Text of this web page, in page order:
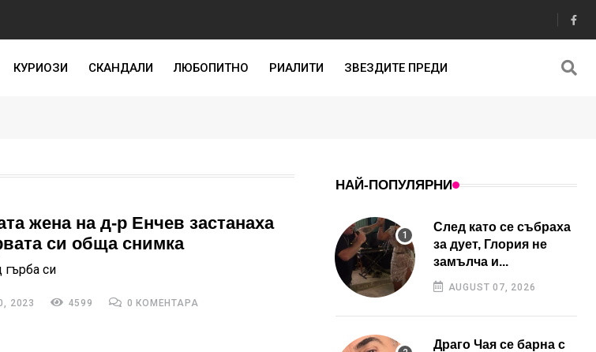
КУРИОЗИ СКАНДАЛИ ЛЮБОПИТНО РИАЛИТИ ЗВЕЗДИТЕ ПРЕДИ
жена на д-р Енчев застанаха
си обща снимка
си
2023 4599 0 КОМЕНТАРА
НАЙ-ПОПУЛЯРНИ
След като се събраха
за дует, Глория не
замълча и...
AUGUST 07, 2026
Драго Чая се барна с